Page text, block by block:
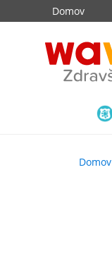
Domov
Domov